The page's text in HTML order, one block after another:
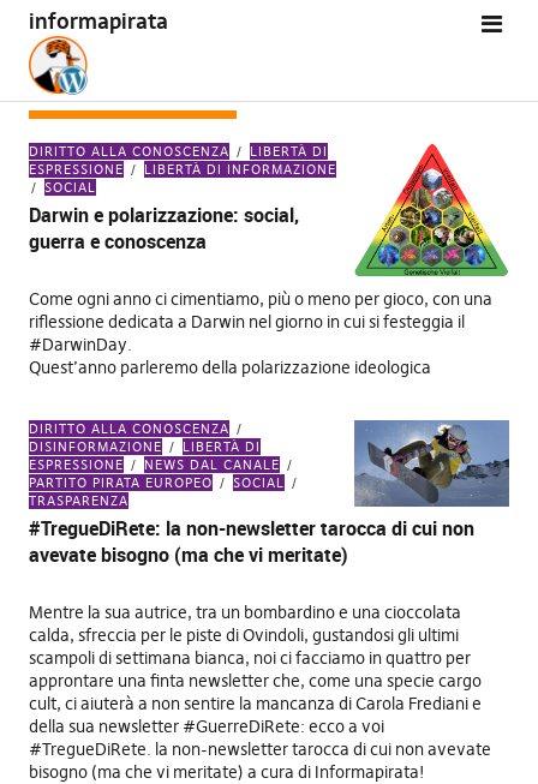
informapirata
TAG:MONITORAPA
DIRITTO ALLA CONOSCENZA
LIBERTÀ DI
ESPRESSIONE
LIBERTÀ DI INFORMAZIONE
SOCIAL
Darwin e polarizzazione: social,
guerra e conoscenza
Come ogni anno ci cimentiamo, più o meno per gioco, con una
riflessione dedicata a Darwin nel giorno in cui si festeggia il
#DarwinDay.
Quest’anno parleremo della polarizzazione ideologica
DIRITTO ALLA CONOSCENZA
DISINFORMAZIONE
LIBERTÀ DI
ESPRESSIONE
NEWS DAL CANALE
PARTITO PIRATA EUROPEO
SOCIAL
TRASPARENZA
#TregueDiRete: la non-newsletter tarocca di cui non
avevate bisogno (ma che vi meritate)
Mentre la sua autrice, tra un bombardino e una cioccolata
calda, sfreccia per le piste di Ovindoli, gustandosi gli ultimi
scampoli di settimana bianca, noi ci facciamo in quattro per
approntare una finta newsletter che, come una specie cargo
cult, ci aiuterà a non sentire la mancanza di Carola Frediani e
della sua newsletter #GuerreDiRete: ecco a voi
#TregueDiRete. la non-newsletter tarocca di cui non avevate
bisogno (ma che vi meritate) a cura di Informapirata!